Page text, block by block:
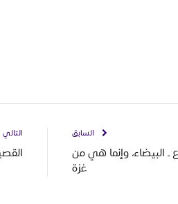
السابق
البيضاء، وإنما هي من
غزة
التالي